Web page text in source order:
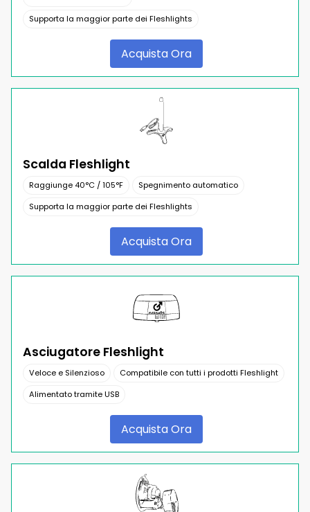
Supporta la maggior parte dei Fleshlights
Acquista Ora
Scalda Fleshlight
Raggiunge 40°C / 105°F
Spegnimento automatico
Supporta la maggior parte dei Fleshlights
Acquista Ora
Asciugatore Fleshlight
Veloce e Silenzioso
Compatibile con tutti i prodotti Fleshlight
Alimentato tramite USB
Acquista Ora